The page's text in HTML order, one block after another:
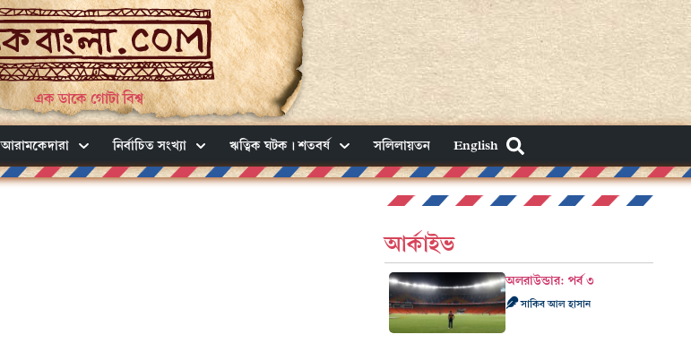
এক ডাকে গোটা বিশ্ব
আরামকেদারা নির্বাচিত সংখ্যা ঋত্বিক ঘটক। শতবর্ষ সলিলায়তন English
আর্কাইভ
অলরাউন্ডার: পর্ব ৩
সাকিব আল হাসান